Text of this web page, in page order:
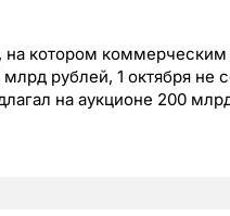
котором коммерческим
рублей, 1 октября не
на аукционе 200